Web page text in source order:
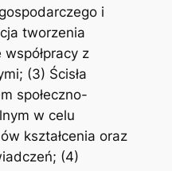
i
tworzenia
z
(3) Ścisła
społeczno-
w celu
kształcenia oraz
(4)